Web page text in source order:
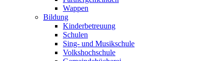
Wappen
Bildung
Kinderbetreuung
Schulen
Sing- und Musikschule
Volkshochschule